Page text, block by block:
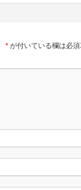
* が付いている欄は必